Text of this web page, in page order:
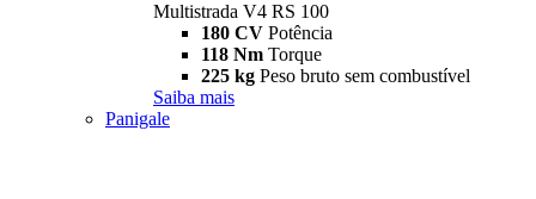
Multistrada V4 RS 100
180 CV Potência
118 Nm Torque
225 kg Peso bruto sem combustível
Saiba mais
Panigale